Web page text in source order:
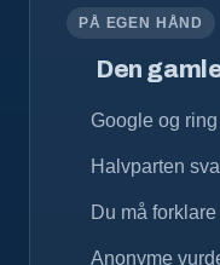
PÅ EGEN HÅND
Den
Google og
Halvparten
Du må
Anonyme